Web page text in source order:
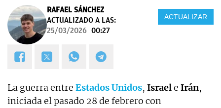
RAFAEL SÁNCHEZ
ACTUALIZADO A LAS:
25/03/2026 00:27
ACTUALIZAR
La guerra entre Estados Unidos, Israele Irán,
iniciada el pasado 28 de febrero con